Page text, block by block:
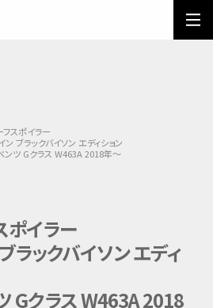
フスポイラー
ン ブラックバイソン エディション
ンツ Gクラス W463A 2018年～
ポイラー
ラックバイソン エディ
Gクラス W463A 2018